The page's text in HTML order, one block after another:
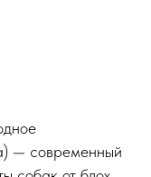
— современный